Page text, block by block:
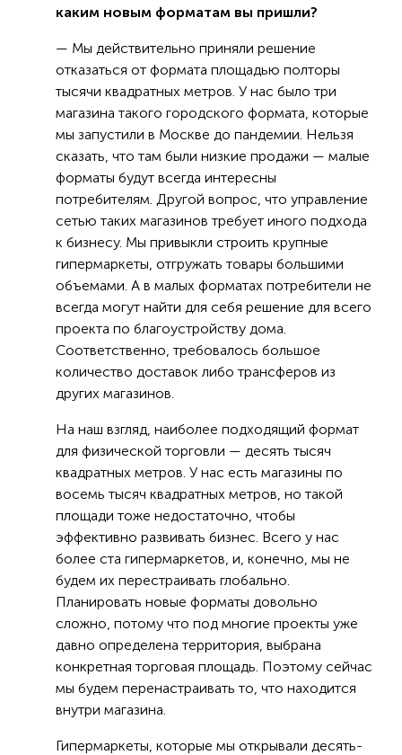
каким новым форматам вы пришли?
— Мы действительно приняли решение
отказаться от формата площадью полторы
тысячи квадратных метров. У нас было три
магазина такого городского формата, которые
мы запустили в Москве до пандемии. Нельзя
сказать, что там были низкие продажи — малые
форматы будут всегда интересны
потребителям. Другой вопрос, что управление
сетью таких магазинов требует иного подхода
к бизнесу. Мы привыкли строить крупные
гипермаркеты, отгружать товары большими
объемами. А в малых форматах потребители не
всегда могут найти для себя решение для всего
проекта по благоустройству дома.
Соответственно, требовалось большое
количество доставок либо трансферов из
других магазинов.
На наш взгляд, наиболее подходящий формат
для физической торговли — десять тысяч
квадратных метров. У нас есть магазины по
восемь тысяч квадратных метров, но такой
площади тоже недостаточно, чтобы
эффективно развивать бизнес. Всего у нас
более ста гипермаркетов, и, конечно, мы не
будем их перестраивать глобально.
Планировать новые форматы довольно
сложно, потому что под многие проекты уже
давно определена территория, выбрана
конкретная торговая площадь. Поэтому сейчас
мы будем перенастраивать то, что находится
внутри магазина.
Гипермаркеты, которые мы открывали десять-